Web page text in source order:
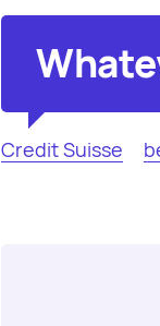
Credit Suisse